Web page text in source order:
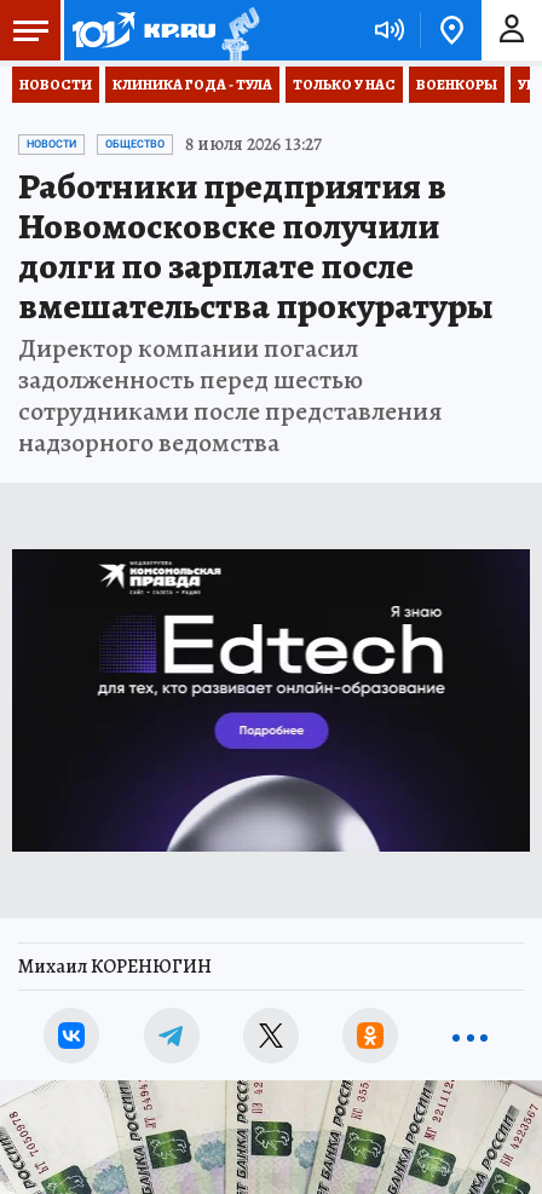
НОВОСТИ КЛИНИКА ГОДА - ТУЛА ТОЛЬКО У НАС ВОЕНКОРЫ
НОВОСТИ ОБЩЕСТВО 8 июля 2026 13:27
Работники предприятия в
Новомосковске получили
долги по зарплате после
вмешательства прокуратуры
Директор компании погасил
задолженность перед шестью
сотрудниками после представления
надзорного ведомства
Михаил КОРЕНЮГИН